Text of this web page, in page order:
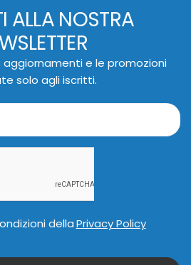
ALLA NOSTRA
aggiornamenti e le promozioni
solo agli iscritti.
dellaPrivacy Policy